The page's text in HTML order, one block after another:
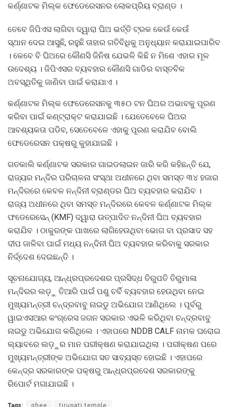
କର୍ଣ୍ଣାଟକ ମିଲ୍କ ଫେଡେରେସନର ଲୋକପ୍ରିୟ ବ୍ରାଣ୍ଡ ।
ତେବେ ଜିପିଏସ ଲାଗିବା ଦ୍ୱାରା ଘିଅ ଭର୍ତ୍ତି ଟ୍ରକ କେଉଁ କେଉଁ
ସ୍ଥାନ ଦେଇ ଆସୁଛି, ରହୁଛି ତାହାର ଗତିବିଧିକୁ ଅନୁଧ୍ୟାନ କରାଯାଇପାରିବ
। କେବେ ବି ଘିଅରେ କୌଣସି ଜିନିଷ ଯେଭଳି କିଛି ନ ମିଶେ ଏହାର ମୂଳ
ଉଦେଶ୍ୟ । ଜିପିଏସର ବ୍ୟବହାର କୌଣସି ଗାଡିର ବାସ୍ତବିକ
ଅବସ୍ଥିତିକୁ ଜାଣିବା ପାଇଁ କରାଯାଏ ।
କର୍ଣ୍ଣାଟକ ମିଲ୍କ ଫେଡେରେସନକୁ ୩୫୦ ଟନ ଘିଅର ଅଭାବକୁ ପୂରଣ
କରିବା ପାଇଁ କଣ୍ଟ୍ରାକ୍ଟ କରାଯାଇଛି । ଯେତେବେଳେ ଘିଅର
ଆବଶ୍ୟକତା ପଡିବ, ସେତେବେଳେ ଏହାକୁ ପୂରଣ କରାଯିବ ବୋଲି
ଫେଡେରେସନ ପକ୍ଷରୁ କୁହାଯାଇଛି ।
ଗତକାଲି କର୍ଣ୍ଣାଟକ ସରକାର ଗାଇଡଲାଇନ ଜାରି କରି କହିଛନ୍ତି ଯେ,
ରାଜ୍ୟର ମନ୍ଦିର ପରିଚାଳନା ସଂସ୍ଥା ଅଧୀନରେ ଥିବା ସମସ୍ତ ୩୪ ହଜାର
ମନ୍ଦିରରେ କେବଳ ନନ୍ଦିନୀ ବ୍ରାଣ୍ଡର ଘିଅ ବ୍ୟବହାର କରାଯିବ ।
ରାଜ୍ୟ ଅଧୀନରେ ଥିବା ସମସ୍ତ ମନ୍ଦିରରେ କେବଳ କର୍ଣ୍ଣାଟକ ମିଲ୍କ
ଫଡେରେସେନ୍ (KMF) ଦ୍ୱାରା ଉତ୍ପାଦିତ ନନ୍ଦିନୀ ଘିଅ ବ୍ୟବହାର
କରାଯିବ । ଠାକୁରଙ୍କ ପାଖରେ ଲାଗିହେଉଥିବା ଭୋଗ ବା ପ୍ରସାଦ ସହ
ଦୀପ ଜାଳିବା ପାଇଁ ମଧ୍ୟ ନନ୍ଦିନୀ ଘିଅ ବ୍ୟବହାର କରିବାକୁ ସରକାର
ନିର୍ଦ୍ଦେଶ ଦେଇଛନ୍ତି ।
ସୂଚନାଯୋଗ୍ୟ, ଆନ୍ଧ୍ରପ୍ରଦେଶର ପ୍ରସିଦ୍ଧ ତିରୁପତି ତିରୁମାଳା
ମନ୍ଦିରର ଲଡ଼ୁ ତିଆରି ପାଇଁ ପଶୁ ଚର୍ବି ବ୍ୟବହାର ହେଉଥିବା ନେଇ
ମୁଖ୍ୟମନ୍ତ୍ରୀ ଚନ୍ଦ୍ରବାବୁ ନାଇଡୁ ଅଭିଯୋଗ ଆଣିଥିଲେ । ପୂର୍ବରୁ
ୱାଇଏସଆର କଂଗ୍ରେସ ଜଗନ ସରକାର ଏଭଳି କରିଥିବା ଚନ୍ଦ୍ରବାବୁ
ନାଇଡୁ ଅଭିଯୋଗ କରିଥିଲେ । ଏହାପରେ NDDB CALF ନାମକ ଘରୋଇ
ଲ୍ୟାବରେ ଲଡ଼ୁର ମାନ ପରୀକ୍ଷଣ କରାଯାଇଥିଲା । ପରୀକ୍ଷଣ ପରେ
ମୁଖ୍ୟମନ୍ତ୍ରୀଙ୍କ ଅଭିଯୋଗ ସତ ସାବ୍ୟସ୍ତ ହୋଇଛି । ଏହାପରେ
କେନ୍ଦ୍ର ସରକାରଙ୍କ ପକ୍ଷରୁ ଆନ୍ଧ୍ରପ୍ରଦେଶ ସରକାରଙ୍କୁ
ରିପୋର୍ଟ ମଗାଯାଇଛି ।
Tags: ghee tirupati temple